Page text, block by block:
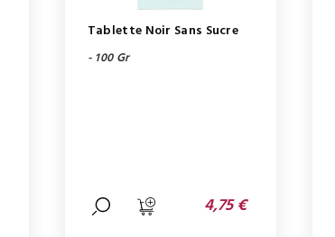
Tablette Noir Sans Sucre
- 100 Gr
4,75 €